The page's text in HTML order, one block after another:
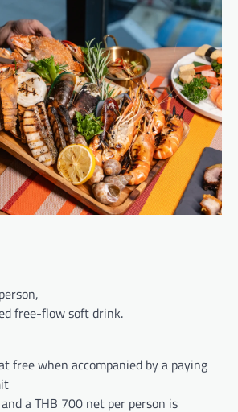
free-flow soft drink.
free when accompanied by a paying
a THB 700 net per person is